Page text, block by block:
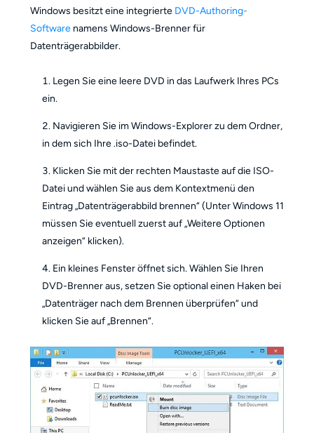
Windows besitzt eine integrierte DVD-Authoring-
Softwarenamens Windows-Brenner für
Datenträgerabbilder.
Legen Sie eine leere DVD in das Laufwerk Ihres PCs
ein.
Navigieren Sie im Windows-Explorer zu dem Ordner,
in dem sich Ihre .iso-Datei befindet.
Klicken Sie mit der rechten Maustaste auf die ISO-
Datei und wählen Sie aus dem Kontextmenü den
Eintrag „Datenträgerabbild brennen“ (Unter Windows 11
müssen Sie eventuell zuerst auf „Weitere Optionen
anzeigen“ klicken).
Ein kleines Fenster öffnet sich. Wählen Sie Ihren
DVD-Brenner aus, setzen Sie optional einen Haken bei
„Datenträger nach dem Brennen überprüfen“ und
klicken Sie auf „Brennen“.